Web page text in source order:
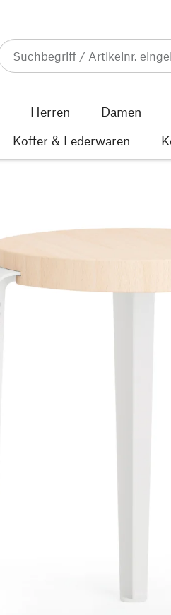
Herren Damen
Koffer & Lederwaren